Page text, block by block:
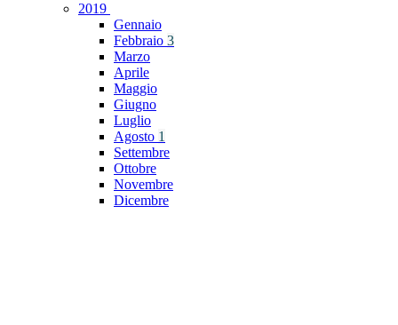
2019
Gennaio
Febbraio 3
Marzo
Aprile
Maggio
Giugno
Luglio
Agosto 1
Settembre
Ottobre
Novembre
Dicembre